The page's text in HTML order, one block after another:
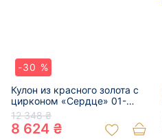
-30 %
Кулон из красного золота с
цирконом «Сердце» 01-
19235925
12 348 ₴
8 624 ₴